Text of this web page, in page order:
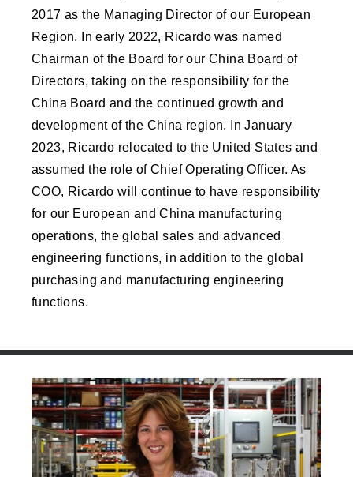
2017 as the Managing Director of our European
Region. In early 2022, Ricardo was named
Chairman of the Board for our China Board of
Directors, taking on the responsibility for the
China Board and the continued growth and
development of the China region. In January
2023, Ricardo relocated to the United States and
assumed the role of Chief Operating Officer. As
COO, Ricardo will continue to have responsibility
for our European and China manufacturing
operations, the global sales and advanced
engineering functions, in addition to the global
purchasing and manufacturing engineering
functions.